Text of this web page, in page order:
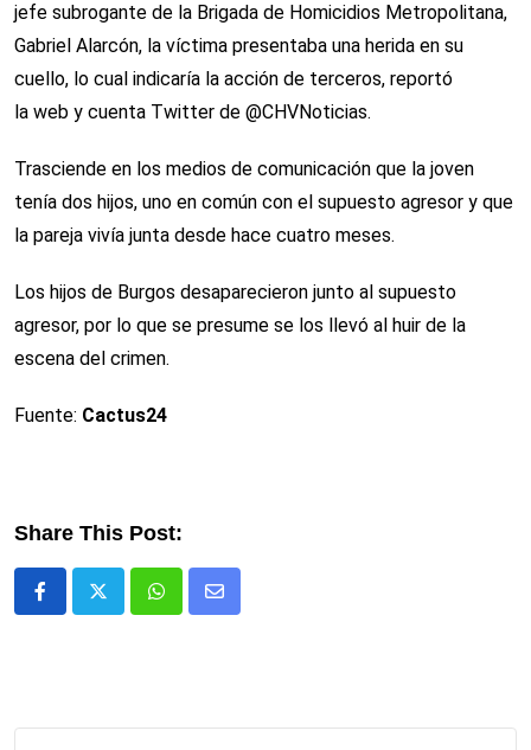
jefe subrogante de la Brigada de Homicidios Metropolitana,
Gabriel Alarcón, la víctima presentaba una herida en su
cuello, lo cual indicaría la acción de terceros, reportó
la web y cuenta Twitter de @CHVNoticias.
Trasciende en los medios de comunicación que la joven
tenía dos hijos, uno en común con el supuesto agresor y que
la pareja vivía junta desde hace cuatro meses.
Los hijos de Burgos desaparecieron junto al supuesto
agresor, por lo que se presume se los llevó al huir de la
escena del crimen.
Fuente: Cactus24
Share This Post:
WhatsappComparte